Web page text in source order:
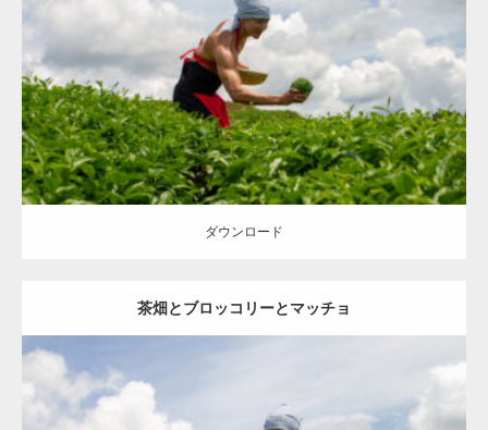
その他 AKIHITO(細マッチョ)
肩 八女 (福岡)
ダウンロード
ダウンロード
茶畑とブロッコリーとマッチョ